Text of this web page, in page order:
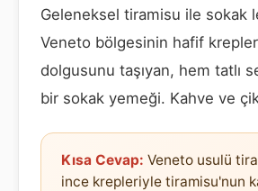
Geleneksel tiramisu ile sokak
Veneto bölgesinin hafif
dolgusunu taşıyan, hem tatlı
bir sokak yemeği. Kahve ve
Kısa Cevap: Veneto usulü
ince krepleriyle tiramisu'nun